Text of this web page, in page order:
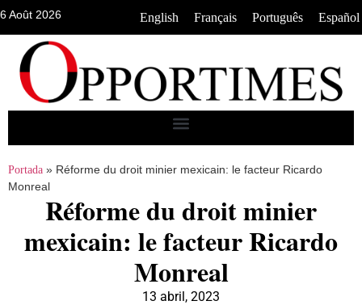
6 Août 2026 English Français Português Español
Portada » Réforme du droit minier mexicain: le facteur Ricardo
Monreal
Réforme du droit minier
mexicain: le facteur Ricardo
Monreal
13 abril, 2023